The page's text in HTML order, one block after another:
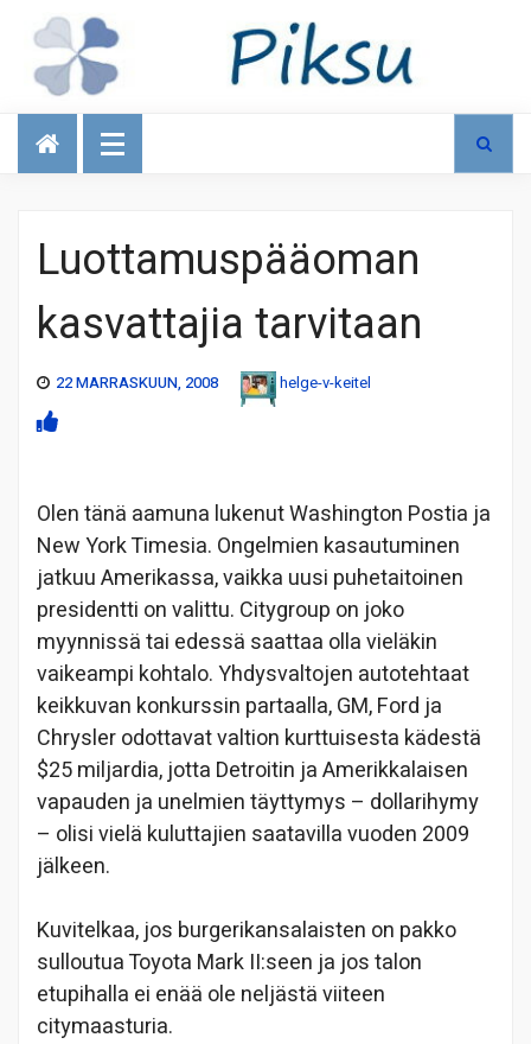
Talous
Luottamuspääoman
kasvattajia tarvitaan
22 MARRASKUUN, 2008 helge-v-keitel
Olen tänä aamuna lukenut Washington Postia ja
New York Timesia. Ongelmien kasautuminen
jatkuu Amerikassa, vaikka uusi puhetaitoinen
presidentti on valittu. Citygroup on joko
myynnissä tai edessä saattaa olla vieläkin
vaikeampi kohtalo. Yhdysvaltojen autotehtaat
keikkuvan konkurssin partaalla, GM, Ford ja
Chrysler odottavat valtion kurttuisesta kädestä
$25 miljardia, jotta Detroitin ja Amerikkalaisen
vapauden ja unelmien täyttymys – dollarihymy
– olisi vielä kuluttajien saatavilla vuoden 2009
jälkeen.
Kuvitelkaa, jos burgerikansalaisten on pakko
sulloutua Toyota Mark II:seen ja jos talon
etupihalla ei enää ole neljästä viiteen
citymaasturia.